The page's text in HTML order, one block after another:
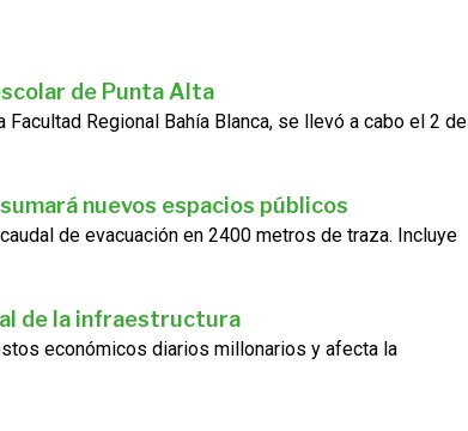
de Punta Alta
Regional Bahía Blanca, se llevó a cabo el 2 de
nuevos espacios públicos
de evacuación en 2400 metros de traza. Incluye
de la infraestructura
económicos diarios millonarios y afecta la